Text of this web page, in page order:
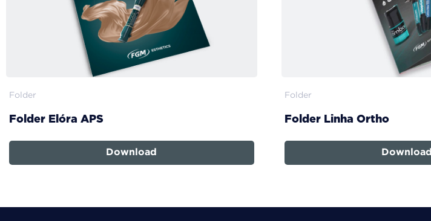
Folder
Folder Elóra APS
Download
Folder
Folder Linha Ortho
Download